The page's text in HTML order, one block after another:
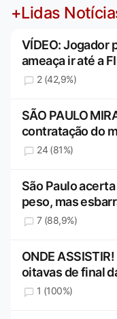
+Lidas
VÍDEO: Jogador
ameaça ir até a
2 (42,9%)
SÃO PAULO
contratação do
24 (81%)
São Paulo
peso, mas
7 (88,9%)
ONDE
oitavas de final
1 (100%)